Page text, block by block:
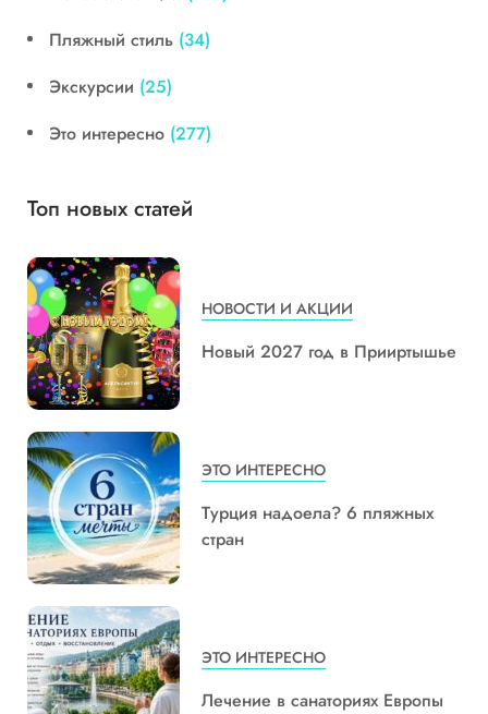
Пляжный стиль (34)
Экскурсии (25)
Это интересно (277)
Топ новых статей
НОВОСТИ И АКЦИИ
Новый 2027 год в Прииртышье
ЭТО ИНТЕРЕСНО
Турция надоела? 6 пляжных
стран
ЭТО ИНТЕРЕСНО
Лечение в санаториях Европы